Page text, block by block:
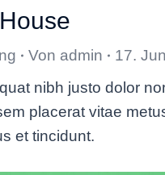
Von admin
17.
nibh justo dolor
placerat vitae
et tincidunt.